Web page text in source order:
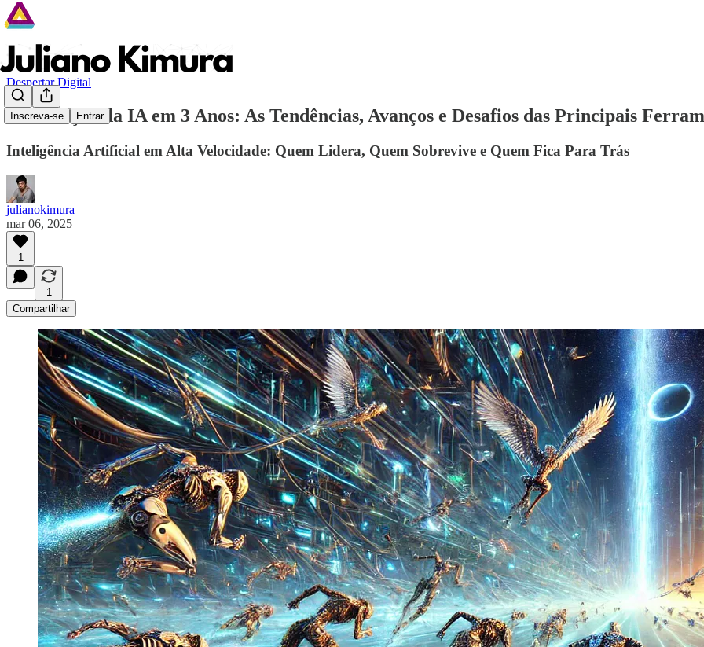
Inscreva-se Entrar
Despertar Digital
A Evolução da IA em 3 Anos: As Tendências, Avanços e Desafios das Principais
Inteligência Artificial em Alta Velocidade: Quem Lidera, Quem Sobrevive e Quem Fica Para Trás
julianokimura
mar 06, 2025
1
1
Compartilhar